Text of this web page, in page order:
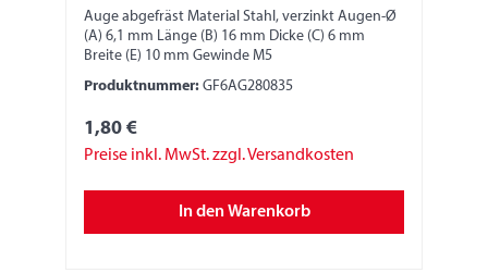
Auge abgefräst Material Stahl, verzinkt Augen-Ø
(A) 6,1 mm Länge (B) 16 mm Dicke (C) 6 mm
Breite (E) 10 mm Gewinde M5
Produktnummer: GF6AG280835
1,80 €
Preise inkl. MwSt. zzgl. Versandkosten
In den Warenkorb